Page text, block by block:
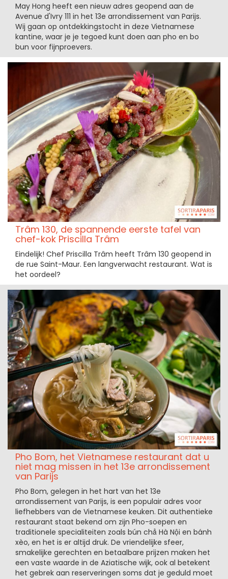
May Hong heeft een nieuw adres geopend aan de
Avenue d'Ivry 111 in het 13e arrondissement van Parijs.
Wij gaan op ontdekkingstocht in deze Vietnamese
kantine, waar je je tegoed kunt doen aan pho en bo
bun voor fijnproevers.
Trâm 130, de spannende eerste tafel van
chef-kok Priscilla Trâm
Eindelijk! Chef Priscilla Trâm heeft Trâm 130 geopend in
de rue Saint-Maur. Een langverwacht restaurant. Wat is
het oordeel?
Pho Bom, het Vietnamese restaurant dat u
niet mag missen in het 13e arrondissement
van Parijs
Pho Bom, gelegen in het hart van het 13e
arrondissement van Parijs, is een populair adres voor
liefhebbers van de Vietnamese keuken. Dit authentieke
restaurant staat bekend om zijn Pho-soepen en
traditionele specialiteiten zoals bún chả Hà Nội en bánh
xèo, en het is er altijd druk. De vriendelijke sfeer,
smakelijke gerechten en betaalbare prijzen maken het
een vaste waarde in de Aziatische wijk, ook al betekent
het gebrek aan reserveringen soms dat je geduld moet